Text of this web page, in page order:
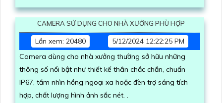
dụng di động chỉ bằng vài thao tác đơn giản
CAMERA SỬ DỤNG CHO NHÀ XƯỞNG PHÙ HỢP
Lần xem: 20480
5/12/2024 12:22:25 PM
Camera dùng cho nhà xưởng thường sở hữu những
thông số nổi bật như thiết kế thân chắc chắn, chuẩn
IP67, tầm nhìn hồng ngoại xa hoặc đèn trợ sáng tích
hợp, chất lượng hình ảnh sắc nét. .